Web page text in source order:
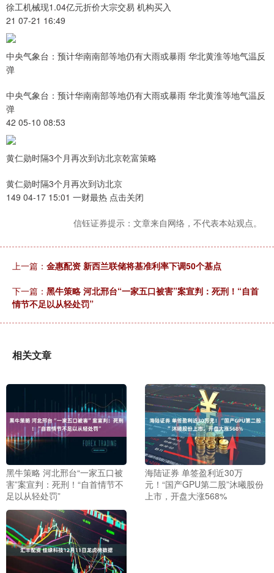
徐工机械现1.04亿元折价大宗交易 机构买入
21 07-21 16:49
中央气象台：预计华南南部等地仍有大雨或暴雨 华北黄淮等地气温反
弹
中央气象台：预计华南南部等地仍有大雨或暴雨 华北黄淮等地气温反
弹
42 05-10 08:53
黄仁勋时隔3个月再次到访北京乾富策略
黄仁勋时隔3个月再次到访北京
149 04-17 15:01 一财最热 点击关闭
信钰证券提示：文章来自网络，不代表本站观点。
上一篇： 金惠配资 新西兰联储将基准利率下调50个基点
下一篇： 黑牛策略 河北邢台“一家五口被害”案宣判：死刑！“自首
情节不足以从轻处罚”
相关文章
黑牛策略 河北邢台“一家五口被
害”案宣判：死刑！“自首情节不
足以从轻处罚”
海陆证券 单签盈利近30万
元！“国产GPU第二股”沐曦股份
上市，开盘大涨568%